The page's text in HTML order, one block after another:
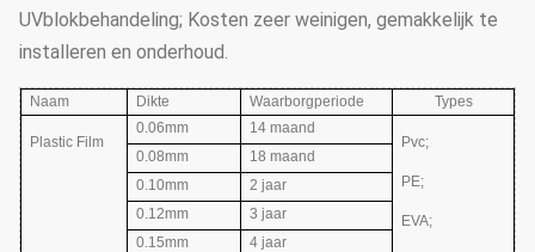
UVblokbehandeling; Kosten zeer weinigen, gemakkelijk te
installeren en onderhoud.
Naam Dikte Waarborgperiode Types
Plastic Film
0.06mm
14 maand
Pvc;
PE;
EVA;
0.08mm
18 maand
0.10mm
2 jaar
0.12mm
3 jaar
0.15mm
4 jaar